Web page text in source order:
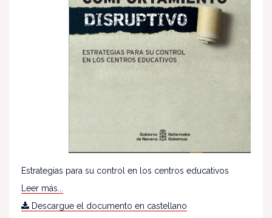
Estrategias para su control en los centros educativos
Leer más...
Descargue el documento en castellano